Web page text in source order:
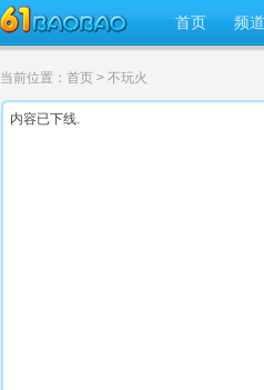
首页 频
当前位置： 首页 > 不玩火
内容已下线.